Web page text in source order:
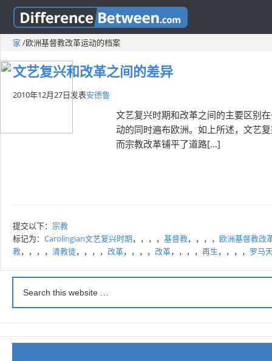
家 /欧洲基督教改革运动的档案
文艺复兴和改革之间的差异
2010年12月27日发表安德鲁
文艺复兴时期和改革之间的主要区别
动的同时遍布欧洲。如上所述，文艺
而宗教改革铺平了道路[…]
提交以下： 宗教
标记为： Carolingian文艺复兴时期，，，， 基督教，，，， 欧洲基督教改
教，，，， 清教徒，，，， 改革，，，， 改革，，，， 再生，，，， 罗马